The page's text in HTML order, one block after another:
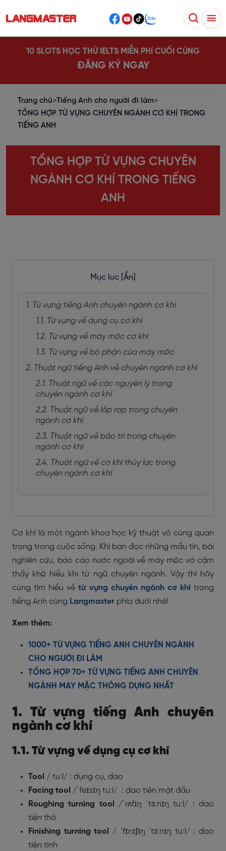
10 SLOTS HỌC THỬ IELTS MIỄN PHÍ CUỐI CÙNG
ĐĂNG KÝ NGAY
Trang chủ>Tiếng Anh cho người đi làm>
TỔNG HỢP TỪ VỰNG CHUYÊN NGÀNH CƠ KHÍ TRONG
TIẾNG ANH
TỔNG HỢP TỪ VỰNG CHUYÊN
NGÀNH CƠ KHÍ TRONG TIẾNG
ANH
Mục lục [Ẩn]
1. Từ vựng tiếng Anh chuyên ngành cơ khí
1.1. Từ vựng về dụng cụ cơ khí
1.2. Từ vựng về máy móc cơ khí
1.3. Từ vựng về bộ phận của máy móc
2. Thuật ngữ tiếng Anh về chuyên ngành cơ khí
2.1. Thuật ngữ về các nguyên lý trong
chuyên ngành cơ khí
2.2. Thuật ngữ về lắp ráp trong chuyên
ngành cơ khí
2.3. Thuật ngữ về bảo trì trong chuyên
ngành cơ khí
2.4. Thuật ngữ về cơ khí thủy lực trong
chuyên ngành cơ khí
Cơ khí là một ngành khoa học kỹ thuật vô cùng quan
trọng trong cuộc sống. Khi bạn đọc những mẩu tin, bài
nghiên cứu, báo cáo nước ngoài về máy móc và cảm
thấy khó hiểu khi từ ngữ chuyên ngành. Vậy thì hãy
cùng tìm hiểu về từ vựng chuyên ngành cơ khítrong
tiếng Anh cùng Langmaster phía dưới nhé!
Xem thêm:
1000+ TỪ VỰNG TIẾNG ANH CHUYÊN NGÀNH
CHO NGƯỜI ĐI LÀM
TỔNG HỢP 70+ TỪ VỰNG TIẾNG ANH CHUYÊN
NGÀNH MAY MẶC THÔNG DỤNG NHẤT
1. Từ vựng tiếng Anh chuyên
ngành cơ khí
1.1. Từ vựng về dụng cụ cơ khí
Tool / tuːl/ : dụng cụ, dao
Facing tool /ˈfeɪsɪŋ tuːl/ : dao tiện mặt đầu
Roughing turning tool
/ˈrʌfɪŋ ˈtɜːnɪŋ tuːl/ : dao
tiện thô
Finishing turning tool
/ ˈfɪnɪʃɪŋ ˈtɜːnɪŋ tuːl/ : dao
tiện tinh